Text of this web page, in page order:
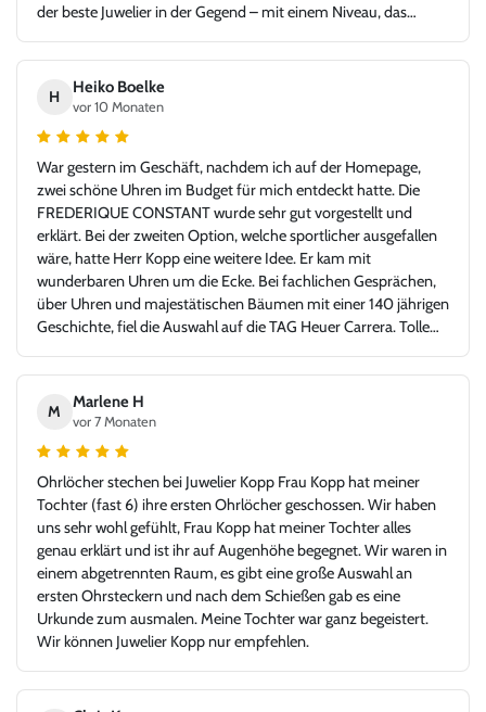
der beste Juwelier in der Gegend – mit einem Niveau, das
sehr froh, Juwelier Kopp gefunden zu haben, und werde
definitiv wiederkommen. Klare Empfehlung!
H
Heiko Boelke
vor 10 Monaten
War gestern im Geschäft, nachdem ich auf der Homepage,
zwei schöne Uhren im Budget für mich entdeckt hatte. Die
FREDERIQUE CONSTANT wurde sehr gut vorgestellt und
erklärt. Bei der zweiten Option, welche sportlicher ausgefallen
wäre, hatte Herr Kopp eine weitere Idee. Er kam mit
wunderbaren Uhren um die Ecke. Bei fachlichen Gesprächen,
über Uhren und majestätischen Bäumen mit einer 140 jährigen
Geschichte, fiel die Auswahl auf die TAG Heuer Carrera. Tolle
M
Marlene H
vor 7 Monaten
Ohrlöcher stechen bei Juwelier Kopp Frau Kopp hat meiner
Tochter (fast 6) ihre ersten Ohrlöcher geschossen. Wir haben
uns sehr wohl gefühlt, Frau Kopp hat meiner Tochter alles
genau erklärt und ist ihr auf Augenhöhe begegnet. Wir waren in
einem abgetrennten Raum, es gibt eine große Auswahl an
ersten Ohrsteckern und nach dem Schießen gab es eine
Urkunde zum ausmalen. Meine Tochter war ganz begeistert.
Wir können Juwelier Kopp nur empfehlen.